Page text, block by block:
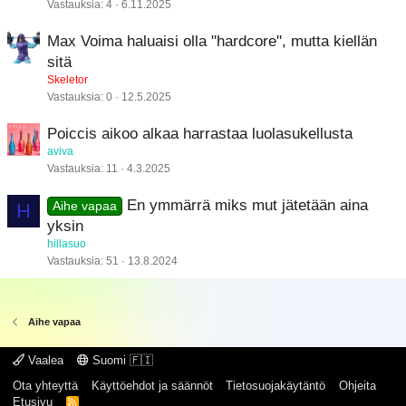
Vastauksia 4 6.11.2025
Max Voima haluaisi olla "hardcore", mutta kiellän
sitä
Skeletor
Vastauksia 0 12.5.2025
Poiccis aikoo alkaa harrastaa luolasukellusta
aviva
Vastauksia 11 4.3.2025
H Aihe vapaa
En ymmärrä miks mut jätetään aina
yksin
hillasuo
Vastauksia 51 13.8.2024
Aihe vapaa
Vaalea
Suomi 🇫🇮
Ota yhteyttä
Käyttöehdot ja säännöt Tietosuojakäytäntö
Ohjeita
Etusivu
R